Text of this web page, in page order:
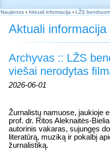
Naujienos › Aktuali informacija › LŽS
Aktuali informacija
Archyvas :: LŽS
viešai nerodytas
2026-06-01
Žurnalistų namuose, jaukioje
prof. dr. Ritos Aleknaitės-
autorinis vakaras, sujungęs
literatūrą, muziką ir pokalbį
žurnalistiką.